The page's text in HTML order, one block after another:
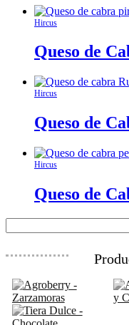
Hircus
Queso de
Hircus
Queso de
Hircus
Queso de